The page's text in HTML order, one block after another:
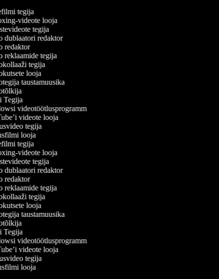
tegija
videote looja
tegija
redaktor
tegija
tegija
looja
taustamuusika
videotöötlusprogramm
videote looja
tegija
looja
tegija
videote looja
tegija
redaktor
tegija
tegija
looja
taustamuusika
videotöötlusprogramm
videote looja
tegija
looja